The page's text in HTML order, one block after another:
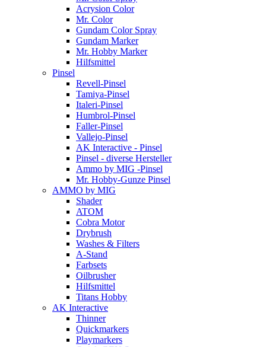
Acrysion Color
Mr. Color
Gundam Color Spray
Gundam Marker
Mr. Hobby Marker
Hilfsmittel
Pinsel
Revell-Pinsel
Tamiya-Pinsel
Italeri-Pinsel
Humbrol-Pinsel
Faller-Pinsel
Vallejo-Pinsel
AK Interactive - Pinsel
Pinsel - diverse Hersteller
Ammo by MIG -Pinsel
Mr. Hobby-Gunze Pinsel
AMMO by MIG
Shader
ATOM
Cobra Motor
Drybrush
Washes & Filters
A-Stand
Farbsets
Oilbrusher
Hilfsmittel
Titans Hobby
AK Interactive
Thinner
Quickmarkers
Playmarkers